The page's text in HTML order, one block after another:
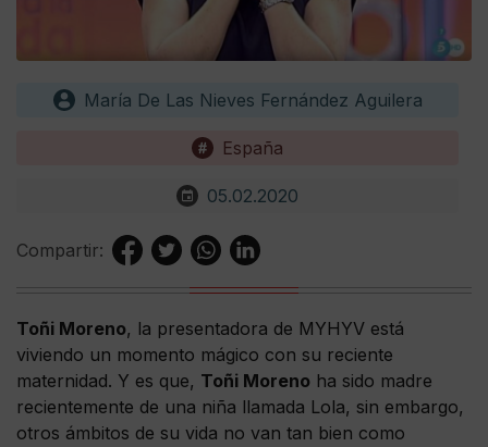
María De Las Nieves Fernández Aguilera
España
05.02.2020
Compartir:
Toñi Moreno, la presentadora de MYHYV está
viviendo un momento mágico con su reciente
maternidad. Y es que, Toñi Moreno ha sido madre
recientemente de una niña llamada Lola, sin embargo,
otros ámbitos de su vida no van tan bien como